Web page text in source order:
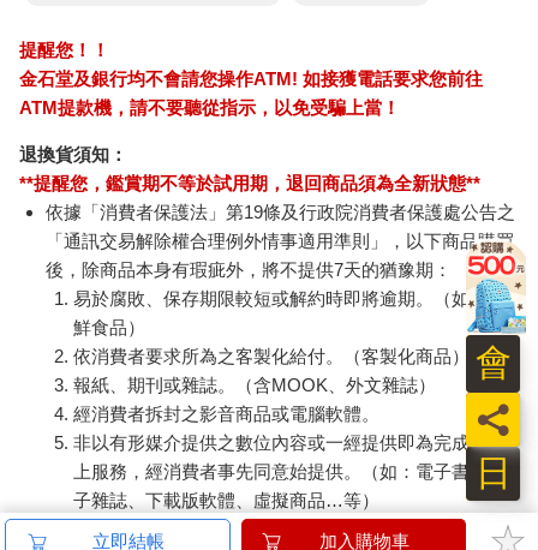
提醒您！！
金石堂及銀行均不會請您操作ATM! 如接獲電話要求您前往
ATM提款機，請不要聽從指示，以免受騙上當！
退換貨須知：
**提醒您，鑑賞期不等於試用期，退回商品須為全新狀態**
依據「消費者保護法」第19條及行政院消費者保護處公告之
「通訊交易解除權合理例外情事適用準則」，以下商品購買
後，除商品本身有瑕疵外，將不提供7天的猶豫期：
易於腐敗、保存期限較短或解約時即將逾期。（如：生
鮮食品）
依消費者要求所為之客製化給付。（客製化商品）
報紙、期刊或雜誌。（含MOOK、外文雜誌）
經消費者拆封之影音商品或電腦軟體。
非以有形媒介提供之數位內容或一經提供即為完成之線
上服務，經消費者事先同意始提供。（如：電子書、電
子雜誌、下載版軟體、虛擬商品…等）
已拆封之個人衛生用品。（如：內衣褲、刮鬍刀、除毛
日
員
會